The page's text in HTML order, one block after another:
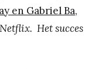
en Gabriel Ba,
Het succes